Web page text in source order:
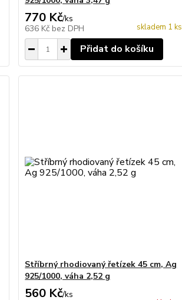
770 Kč/ks
636 Kč bez DPH skladem 1 ks
Přidat do košíku
Stříbrný rhodiovaný řetízek 45 cm, Ag
925/1000, váha 2,52 g
560 Kč/ks